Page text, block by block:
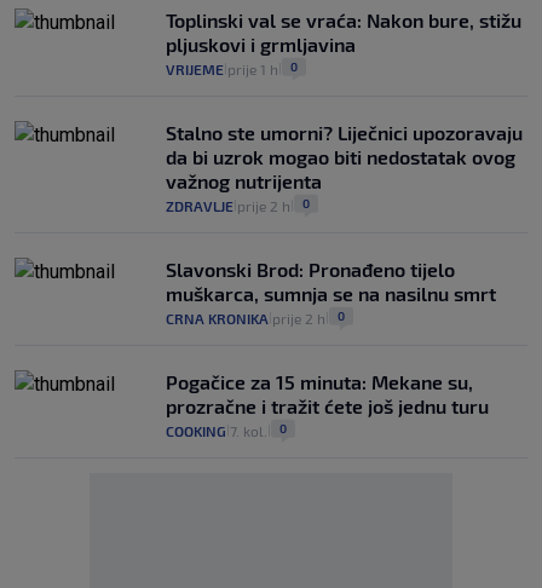
Toplinski val se vraća: Nakon bure, stižu
pljuskovi i grmljavina
VRIJEME prije 1 h 0
Stalno ste umorni? Liječnici upozoravaju
da bi uzrok mogao biti nedostatak ovog
važnog nutrijenta
ZDRAVLJE prije 2 h 0
Slavonski Brod: Pronađeno tijelo
muškarca, sumnja se na nasilnu smrt
CRNA KRONIKA prije 2 h 0
Pogačice za 15 minuta: Mekane su,
prozračne i tražit ćete još jednu turu
COOKING 7. kol. 0